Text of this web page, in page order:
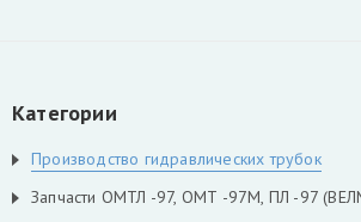
Категории
Производство гидравлических трубок
Запчасти ОМТЛ -97, ОМТ -97М, ПЛ -97